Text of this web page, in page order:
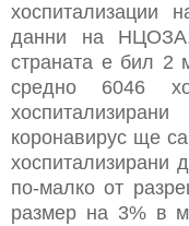
хоспитализации
данни на НЦОЗА,
страната е бил 2
средно 6046
коронавирус ще
хоспитализирани
по-малко от
размер на 3% в